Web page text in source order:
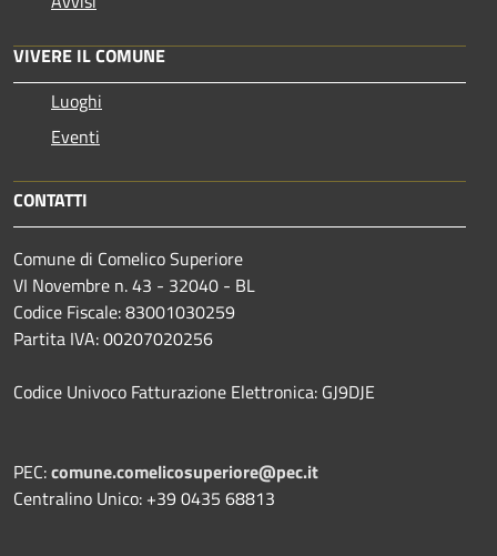
VIVERE IL COMUNE
Luoghi
Eventi
CONTATTI
Comune di Comelico Superiore
VI Novembre n. 43 - 32040 - BL
Codice Fiscale: 83001030259
Partita IVA: 00207020256
Codice Univoco Fatturazione Elettronica: GJ9DJE
PEC:comune.comelicosuperiore@pec.it
Centralino Unico: +39 0435 68813